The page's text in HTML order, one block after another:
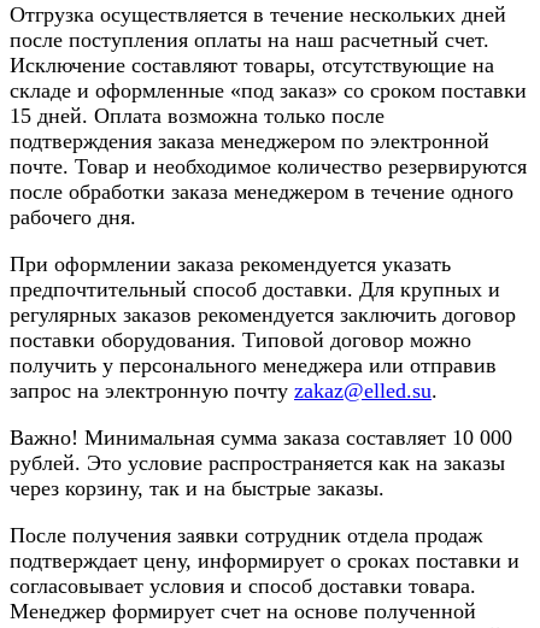
Отгрузка осуществляется в течение нескольких дней
после поступления оплаты на наш расчетный счет.
Исключение составляют товары, отсутствующие на
складе и оформленные «под заказ» со сроком поставки
15 дней. Оплата возможна только после
подтверждения заказа менеджером по электронной
почте. Товар и необходимое количество резервируются
после обработки заказа менеджером в течение одного
рабочего дня.
При оформлении заказа рекомендуется указать
предпочтительный способ доставки. Для крупных и
регулярных заказов рекомендуется заключить договор
поставки оборудования. Типовой договор можно
получить у персонального менеджера или отправив
запрос на электронную почту zakaz@elled.su.
Важно! Минимальная сумма заказа составляет 10 000
рублей. Это условие распространяется как на заказы
через корзину, так и на быстрые заказы.
После получения заявки сотрудник отдела продаж
подтверждает цену, информирует о сроках поставки и
согласовывает условия и способ доставки товара.
Менеджер формирует счет на основе полученной